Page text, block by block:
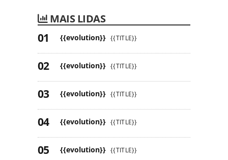
MAIS LIDAS
{{evolution}} {{TITLE}}
{{evolution}} {{TITLE}}
{{evolution}} {{TITLE}}
{{evolution}} {{TITLE}}
{{evolution}} {{TITLE}}